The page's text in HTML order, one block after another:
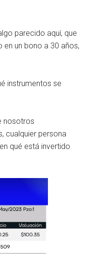
parecido aquí, que
en un bono a 30 años,
instrumentos se
nosotros
cualquier persona
qué está invertido